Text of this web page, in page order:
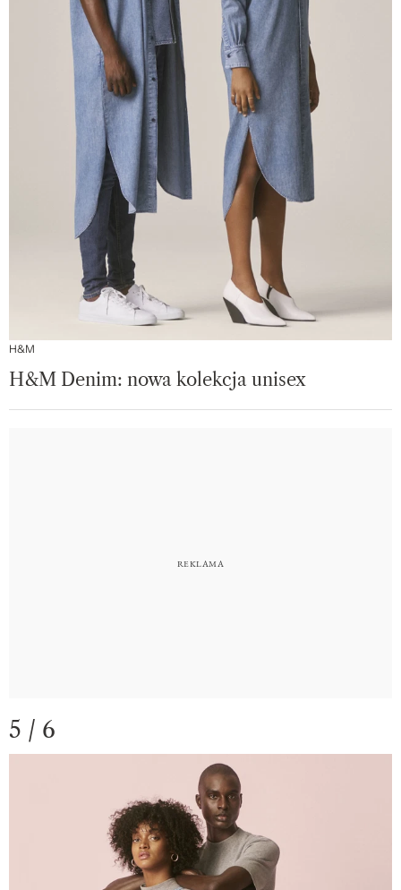
H&M
H&M Denim: nowa kolekcja unisex
5 / 6